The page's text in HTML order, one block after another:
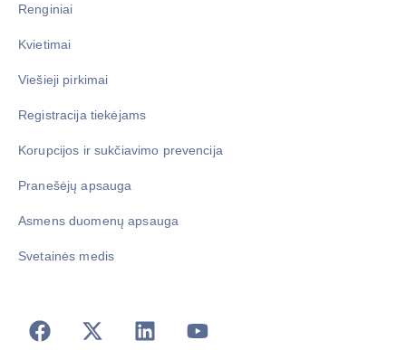
Renginiai
Kvietimai
Viešieji pirkimai
Registracija tiekėjams
Korupcijos ir sukčiavimo prevencija
Pranešėjų apsauga
Asmens duomenų apsauga
Svetainės medis